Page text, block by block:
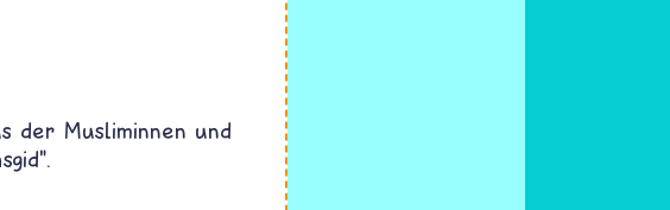
der Musliminnen und